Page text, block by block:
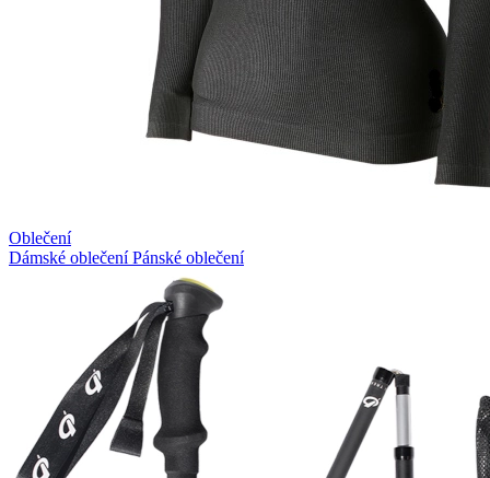
Oblečení
Dámské oblečeníPánské oblečení